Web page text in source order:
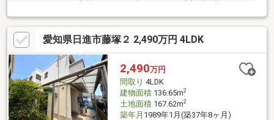
◆『2022年10月リフォーム済』■水回り：キッチン、浴室、洗
面、トイレ■内装：建具、床暖房新設他『24時間換気システム』
窓を開けなくても空気を常に外と循環させ、新鮮な空気を送り続
けます！『床暖房』足元からポカポカの快適床暖房！空気もクリ
ーンで乾燥しにくく、小さなお子様がいるご家庭でも安心です
♪◆リフォーム相談可◆ご要望があれば物件引き渡し後、ご入居
前にリフォーム可能です！ご相談ください！
愛知県日進市藤塚２ 2,490万円 4LDK
2,490万円
間取り 4LDK
建物面積136.65m2
土地面積167.62m2
築年月 1989年1月(築37年8ヶ月)